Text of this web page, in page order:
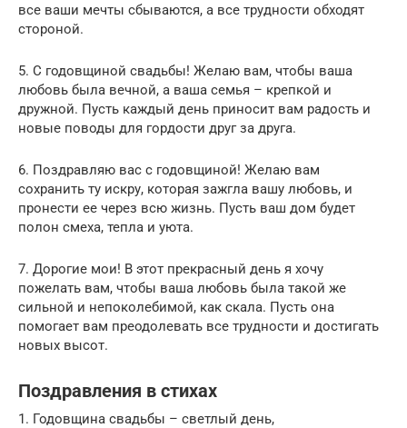
все ваши мечты сбываются, а все трудности обходят
стороной.
5. С годовщиной свадьбы! Желаю вам, чтобы ваша
любовь была вечной, а ваша семья – крепкой и
дружной. Пусть каждый день приносит вам радость и
новые поводы для гордости друг за друга.
6. Поздравляю вас с годовщиной! Желаю вам
сохранить ту искру, которая зажгла вашу любовь, и
пронести ее через всю жизнь. Пусть ваш дом будет
полон смеха, тепла и уюта.
7. Дорогие мои! В этот прекрасный день я хочу
пожелать вам, чтобы ваша любовь была такой же
сильной и непоколебимой, как скала. Пусть она
помогает вам преодолевать все трудности и достигать
новых высот.
Поздравления в стихах
1. Годовщина свадьбы – светлый день,